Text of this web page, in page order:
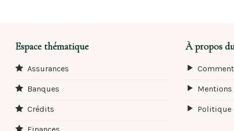
Espace thématique
Assurances
Banques
Crédits
À propos
Mentions
Politique